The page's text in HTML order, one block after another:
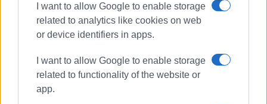
I want to allow Google to enable storage
related to analytics like cookies on web
or device identifiers in apps.
I want to allow Google to enable storage
related to functionality of the website or
app.
σχολείων για καθαριότητα με σταθερή και μόνιμη
σχέση εργασίας! Η λύση αυτή δεν πρόκειται να δοθεί
από κανέναν "σωτήρα" παρά μόνο από τον αγώνα των
πλευρό τους, τους οποίους καλούμε να συσπειρωθούν
ακόμα πιο μαζικά, ακόμα πιο αποφασιστικά σε αυτό, για
τις δύσκολες μάχες που έχουμε μπροστά μας!